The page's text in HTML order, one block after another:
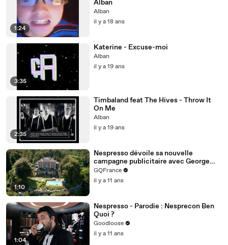
1:24
Alban
Alban
il y a 18 ans
3:35
Katerine - Excuse-moi
Alban
il y a 19 ans
2:35
Timbaland feat The Hives - Throw It
On Me
Alban
il y a 19 ans
1:10
Nespresso dévoile sa nouvelle
campagne publicitaire avec George
Clooney et Jack Black
GQFrance
il y a 11 ans
1:04
Nespresso - Parodie : Nesprecon Ben
Quoi ?
Goodloose
il y a 11 ans